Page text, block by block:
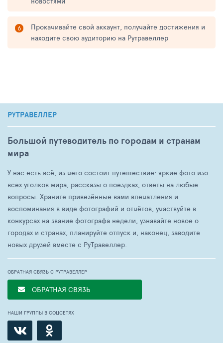
Прокачивайте свой аккаунт, получайте достижения и
находите свою аудиторию на Рутравеллер
РУТРАВЕЛЛЕР
Большой путеводитель по городам и странам
мира
У нас есть всё, из чего состоит путешествие: яркие фото изо
всех уголков мира, рассказы о поездках, ответы на любые
вопросы. Храните привезённые вами впечатления и
воспоминания в виде фотографий и отчётов, участвуйте в
конкурсах на звание фотографа недели, узнавайте новое о
городах и странах, планируйте отпуск и, наконец, заводите
новых друзей вместе с РуТравеллер.
ОБРАТНАЯ СВЯЗЬ С РУТРАВЕЛЛЕР
ОБРАТНАЯ СВЯЗЬ
НАШИ ГРУППЫ В СОЦСЕТЯХ